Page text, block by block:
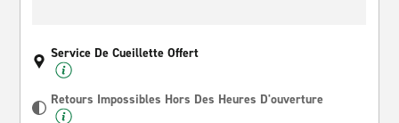
Service De Cueillette Offert
Retours Impossibles Hors Des Heures D'ouverture